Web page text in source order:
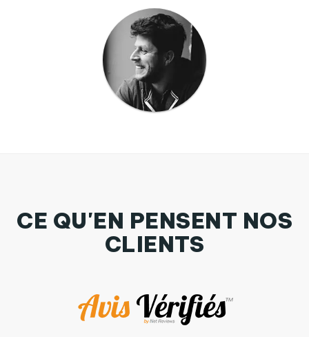
CE QU'EN PENSENT NOS
CLIENTS